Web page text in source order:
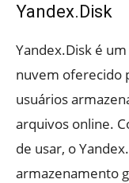
Yandex.Disk
Yandex.Disk é
nuvem oferecido
usuários
arquivos online.
de usar, o
armazenamento